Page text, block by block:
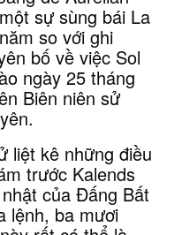
sự sùng bái La
so với ghi
bố về việc Sol
ngày 25 tháng
Biên niên sử
liệt kê những điều
trước Kalends
của Đấng Bất
lệnh, ba mươi